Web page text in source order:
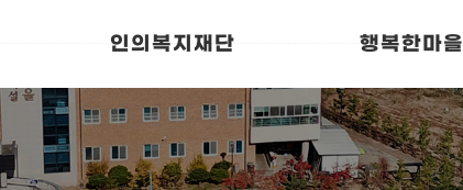
인의복지재단 행복한마을